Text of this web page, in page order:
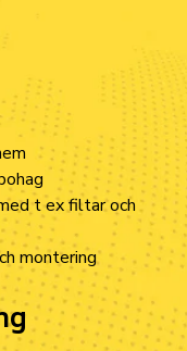
em
ohag
ed texfltaroch
ch montering
g